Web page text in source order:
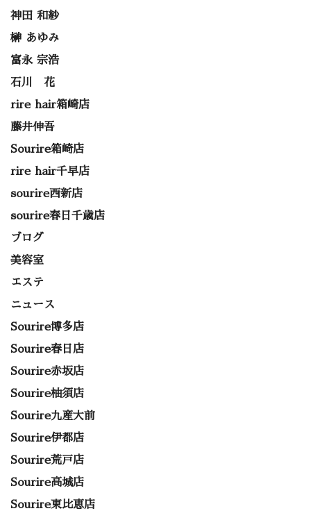
神田 和紗
榊 あゆみ
富永 宗浩
石川 花
rire hair箱崎店
藤井伸吾
Sourire箱崎店
rire hair千早店
sourire西新店
sourire春日千歳店
ブログ
美容室
エステ
ニュース
Sourire博多店
Sourire春日店
Sourire赤坂店
Sourire柚須店
Sourire九産大前
Sourire伊都店
Sourire荒戸店
Sourire高城店
Sourire東比恵店